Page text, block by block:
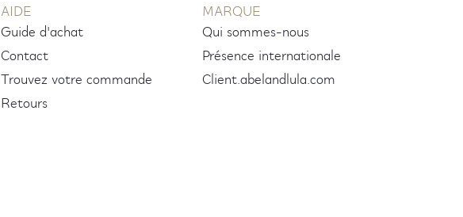
AIDE
Guide d'achat
Contact
Trouvez votre commande
Retours
MARQUE
Qui sommes-nous
Présence internationale
Client.abelandlula.com